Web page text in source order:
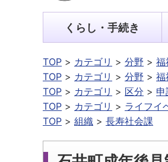
くらし・手続き
TOP カテゴリ 分野 福
TOP
カテゴリ 分野 福
TOP
カテゴリ 区分
申
TOP
カテゴリ ライフイ
TOP
組織 長寿社会課